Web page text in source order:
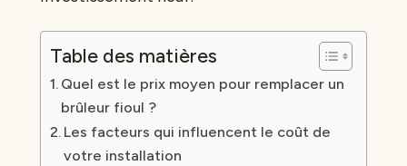
Table des matières
Quel est le prix moyen pour remplacer un
brûleur fioul ?
Les facteurs qui influencent le coût de
votre installation